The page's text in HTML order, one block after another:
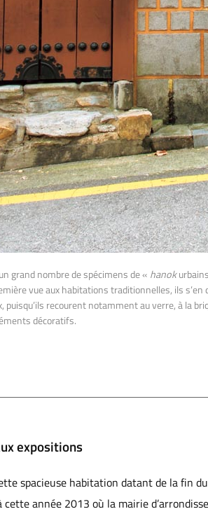
grand nombre de spécimens de « hanok
vue aux habitations traditionnelles, ils
puisqu’ils recourent notamment au verre, à la
décoratifs.
expositions
spacieuse habitation datant de la fin
cette année 2013 où la mairie